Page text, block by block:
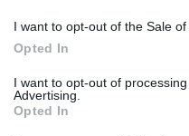
I want to opt-out of the Sale of
Opted In
I want to opt-out of
Advertising.
Opted In